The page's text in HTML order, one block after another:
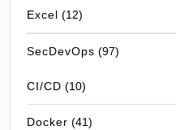
Excel (12)
SecDevOps (97)
CI/CD (10)
Docker (41)